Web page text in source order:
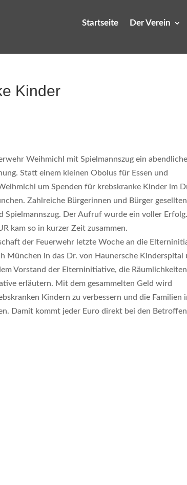
Startseite Der Verein
Kinder
Weihmichl mit Spielmannszug ein
Statt einem kleinen Obolus für Essen und
um Spenden für krebskranke Kinder im
Zahlreiche Bürgerinnen und Bürger gesellten
Spielmannszug. Der Aufruf wurde ein voller Erfolg.
kam so in kurzer Zeit zusammen.
der Feuerwehr letzte Woche an die
München in das Dr. von Haunersche Kinderspital
Vorstand der Elterninitiative, die
erläutern. Mit dem gesammelten Geld wird
Kindern zu verbessern und die Familien
Damit kommt jeder Euro direkt bei den